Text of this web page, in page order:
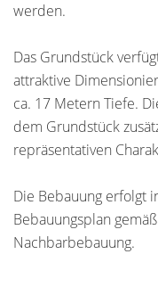
werden.
Das Grundstück
attraktive
ca. 17 Metern Tiefe.
dem Grundstück
repräsentativen
Die Bebauung erfolgt
Bebauungsplan
Nachbarbebauung.